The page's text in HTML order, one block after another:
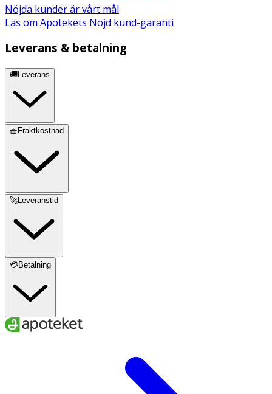
Nöjda kunder är vårt mål
Läs om Apotekets Nöjd kund-garanti
Leverans & betalning
🚚Leverans
🧺Fraktkostnad
🚀Leveranstid
💳Betalning